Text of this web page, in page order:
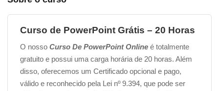
Curso de PowerPoint Grátis – 20 Horas
O nosso Curso De PowerPoint Online é totalmente
gratuito e possui uma carga horária de 20 horas. Além
disso, oferecemos um Certificado opcional e pago,
válido e reconhecido pela Lei nº 9.394, que pode ser